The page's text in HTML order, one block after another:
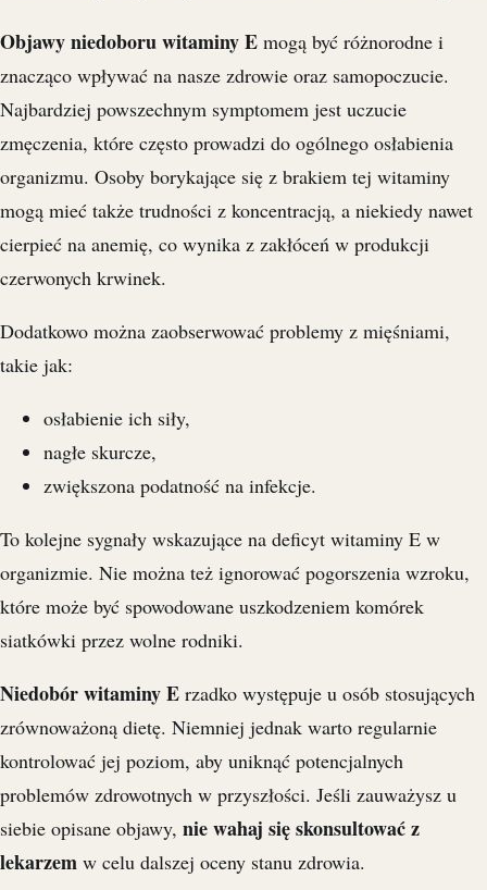
Objawy niedoboru witaminy E mogą być różnorodne i
znacząco wpływać na nasze zdrowie oraz samopoczucie.
Najbardziej powszechnym symptomem jest uczucie
zmęczenia, które często prowadzi do ogólnego osłabienia
organizmu. Osoby borykające się z brakiem tej witaminy
mogą mieć także trudności z koncentracją, a niekiedy nawet
cierpieć na anemię, co wynika z zakłóceń w produkcji
czerwonych krwinek.
Dodatkowo można zaobserwować problemy z mięśniami,
takie jak:
osłabienie ich siły,
nagłe skurcze,
zwiększona podatność na infekcje.
To kolejne sygnały wskazujące na deficyt witaminy E w
organizmie. Nie można też ignorować pogorszenia wzroku,
które może być spowodowane uszkodzeniem komórek
siatkówki przez wolne rodniki.
Niedobór witaminy E rzadko występuje u osób stosujących
zrównoważoną dietę. Niemniej jednak warto regularnie
kontrolować jej poziom, aby uniknąć potencjalnych
problemów zdrowotnych w przyszłości. Jeśli zauważysz u
siebie opisane objawy, nie wahaj się skonsultować z
lekarzem w celu dalszej oceny stanu zdrowia.